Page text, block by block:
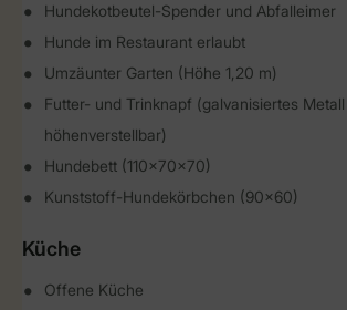
Hundekotbeutel-Spender und Abfalleimer
Hunde im Restaurant erlaubt
Umzäunter Garten (Höhe 1,20 m)
Futter- und Trinknapf (galvanisiertes
höhenverstellbar)
Hundebett (110x70x70)
Kunststoff-Hundekörbchen (90x60)
Küche
Offene Küche